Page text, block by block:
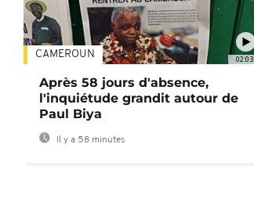
02:03
CAMEROUN
Après 58 jours d'absence,
l'inquiétude grandit autour de
Paul Biya
Il y a 58 minutes